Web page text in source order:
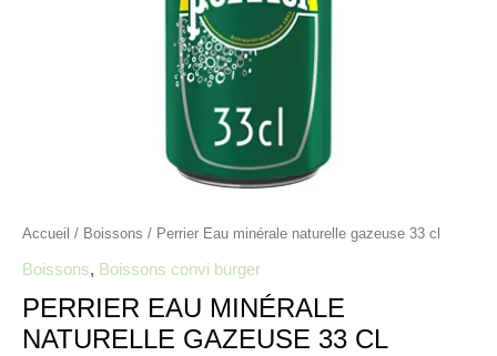
Accueil / Boissons / Perrier Eau minérale naturelle gazeuse 33 cl
Boissons, Boissons convi burger
PERRIER EAU MINÉRALE
NATURELLE GAZEUSE 33 CL